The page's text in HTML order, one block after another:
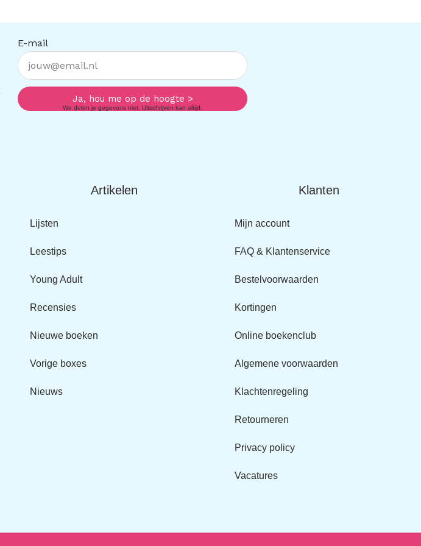
E-mail
Ja, hou me op de hoogte >
We delen je gegevens niet. Uitschrijven kan altijd.
Artikelen
Lijsten
Leestips
Young Adult
Recensies
Nieuwe boeken
Vorige boxes
Nieuws
Klanten
Mijn account
FAQ & Klantenservice
Bestelvoorwaarden
Kortingen
Online boekenclub
Algemene voorwaarden
Klachtenregeling
Retourneren
Privacy policy
Vacatures